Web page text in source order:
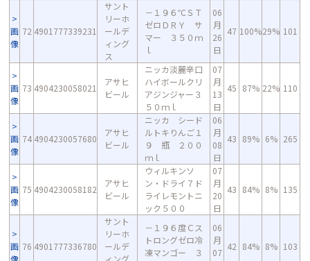
画
像
72 4901777339231
サント
リーホ
ールデ
ィング
ス
－１９６℃ＳＴ
ゼロＤＲＹ サ
マー ３５０ｍ
ｌ
06
月
26
日
47 100%29% 101
画
像
73 4904230058021
アサヒ
ビール
ニッカ淡麗辛口
ハイボールクリ
アジンジャー３
５０ｍｌ
07
月
13
日
45 87% 22% 110
画
像
74 4904230057680
アサヒ
ビール
ニッカ シード
ルトキりんご１
９ 瓶 ２００
ｍｌ
06
月
08
日
43 89% 6% 265
画
像
75 4904230058182
アサヒ
ビール
ウィルキンソ
ン・ドライ７ド
ライレモントニ
ック５００
07
月
20
日
43 84% 8% 135
画
像
76 4901777336780
サント
リーホ
ールデ
ィング
－１９６度Ｃス
トロングゼロ冷
凍マンゴー ３
06
月
07
42 84% 8% 103